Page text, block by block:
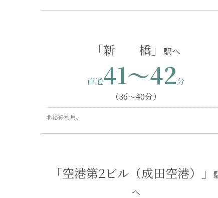
「新 橋」
41〜42
（36〜40分）
北総線利用。
「空港第2ビル（成田空港）」